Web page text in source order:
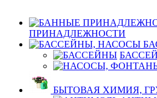
ПРИНАДЛЕЖНОСТИ
БЫТОВАЯ ХИМИЯ,